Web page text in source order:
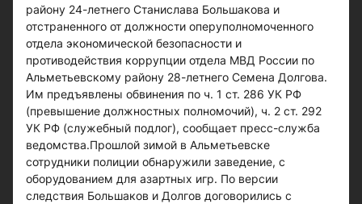
району 24-летнего Станислава Большакова и
отстраненного от должности оперуполномоченного
отдела экономической безопасности и
противодействия коррупции отдела МВД России по
Альметьевскому району 28-летнего Семена Долгова.
Им предъявлены обвинения по ч. 1 ст. 286 УК РФ
(превышение должностных полномочий), ч. 2 ст. 292
УК РФ (служебный подлог), сообщает пресс-служба
ведомства.Прошлой зимой в Альметьевске
сотрудники полиции обнаружили заведение, с
оборудованием для азартных игр. По версии
следствия Большаков и Долгов договорились с